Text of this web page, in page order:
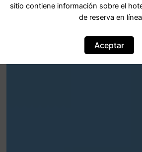
sitio contiene información sobre el
de reserva en
Aceptar